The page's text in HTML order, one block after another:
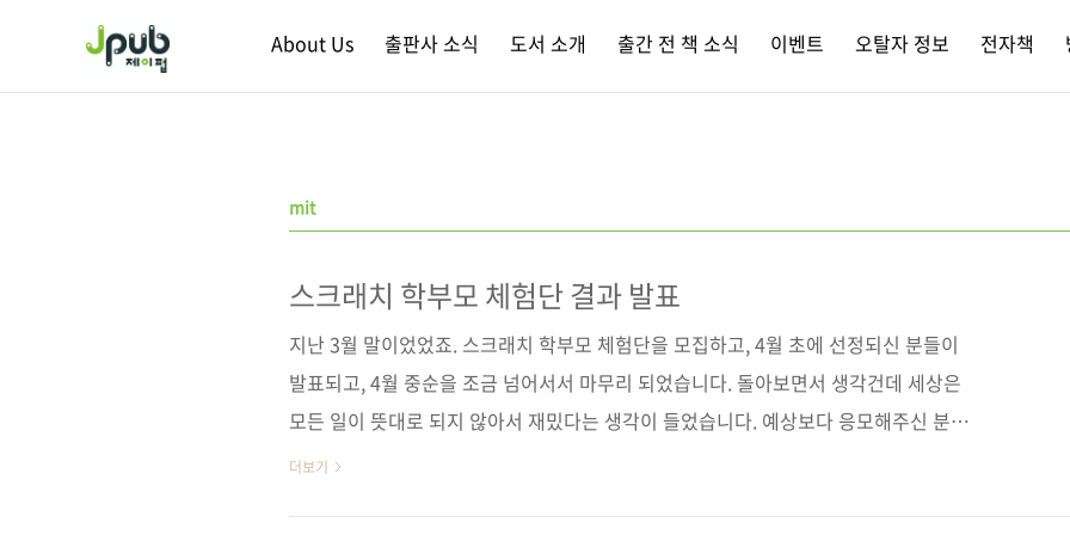
About Us 출판사 소식 도서 소개 출간 전 책 소식 이벤트 오탈자 정보 전자책
mit
스크래치 학부모 체험단 결과 발표
지난 3월 말이었었죠. 스크래치 학부모 체험단을 모집하고, 4월 초에 선정되신 분들이
발표되고, 4월 중순을 조금 넘어서서 마무리 되었습니다. 돌아보면서 생각건데 세상은
모든 일이 뜻대로 되지 않아서 재밌다는 생각이 들었습니다. 예상보다 응모해주신 분이
적어서 조금 속상했지만 예정된 일정이 있었기에 진행을 하게 되었습니다. 그런데 뜻밖
더보기